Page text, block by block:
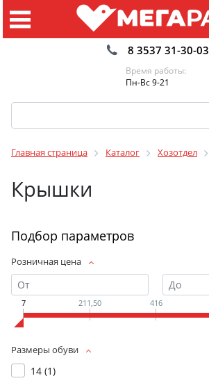
8 3537 31-30-03
Время работы:
Пн-Вс 9-21
Главная страница Каталог Хозотдел
Крышки
Подбор параметров
Розничная цена
7 211,50 416
Размеры обуви
14 (1)